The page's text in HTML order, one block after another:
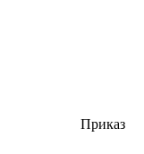
Приказ